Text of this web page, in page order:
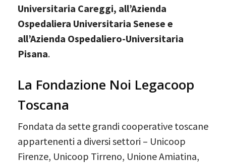
Universitaria Careggi, all’Azienda
Ospedaliera Universitaria Senese e
all’Azienda Ospedaliero-Universitaria
Pisana.
La Fondazione Noi Legacoop
Toscana
Fondata da sette grandi cooperative toscane
appartenenti a diversi settori – Unicoop
Firenze, Unicoop Tirreno, Unione Amiatina,